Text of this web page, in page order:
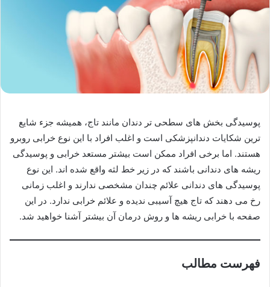
پوسیدگی بخش های سطحی تر دندان مانند تاج، همیشه جزء شایع
ترین شکایات دندانپزشکی است و اغلب افراد با این نوع خرابی روبرو
هستند. اما برخی افراد ممکن است بیشتر مستعد خرابی و پوسیدگی
ریشه های دندانی باشند که در زیر خط لثه واقع شده اند. این نوع
پوسیدگی های دندانی علائم چندان مشخصی ندارند و اغلب زمانی
رخ می دهند که تاج هیچ آسیبی ندیده و علائم خرابی ندارد. در این
صفحه با خرابی ریشه ها و روش درمان آن بیشتر آشنا خواهید شد.
فهرست مطالب